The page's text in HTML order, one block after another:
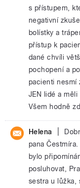
s přístupem,
negativní
bolístky a
přístup k
dané chvíli
pochopení a
pacienti nesmí
JEN lidé a
Všem hodně
Helena
pana
bylo
posluhovat,
sestra u lůžka,